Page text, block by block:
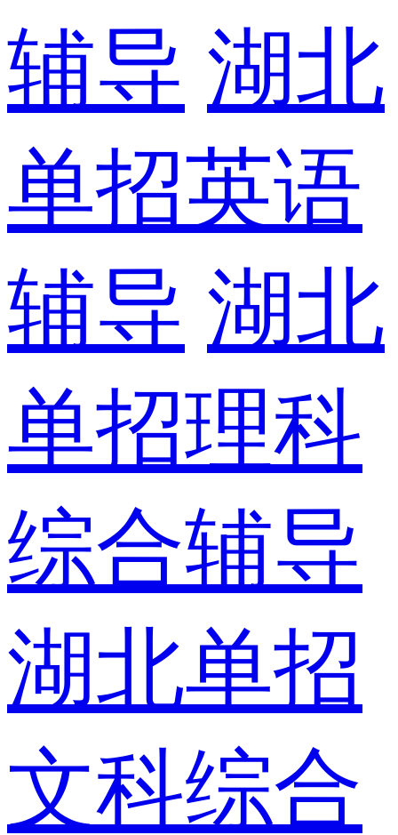
辅导 湖北
单招英语
辅导 湖北
单招理科
综合辅导
湖北单招
文科综合